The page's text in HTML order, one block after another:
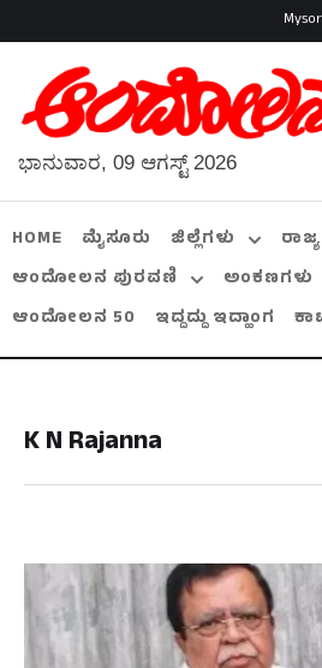
ಭಾನುವಾರ, 09 ಆಗಸ್ಟ್ 2026
HOME ಮೈಸೂರು ಜಿಲ್ಲೆಗಳು ರಾಜ್ಯ
ಆಂದೋಲನ ಪುರವಣಿ
ಅಂಕಣಗಳು
ಆಂದೋಲನ 50
ಇದ್ದದ್ದು ಇದ್ಹಾಂಗ
K N Rajanna